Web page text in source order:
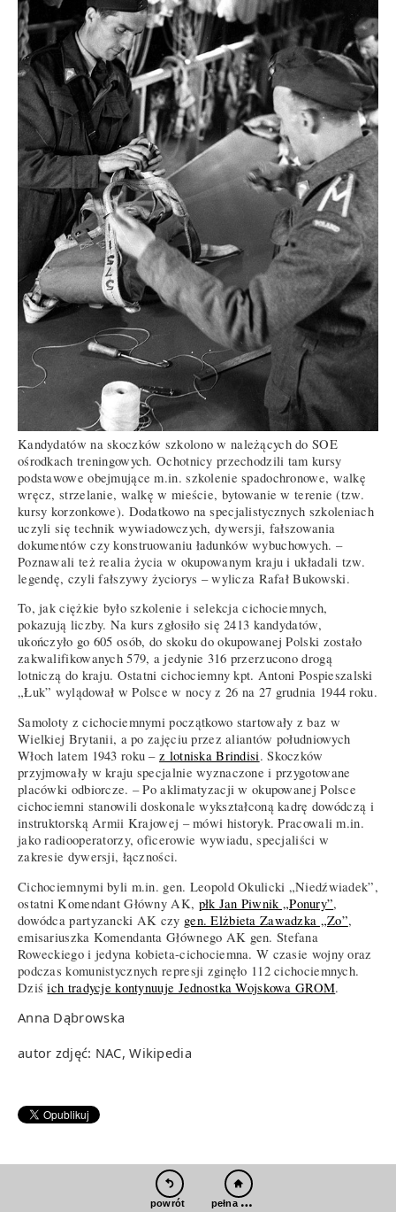
Kandydatów na skoczków szkolono w należących do SOE
ośrodkach treningowych. Ochotnicy przechodzili tam kursy
podstawowe obejmujące m.in. szkolenie spadochronowe, walkę
wręcz, strzelanie, walkę w mieście, bytowanie w terenie (tzw.
kursy korzonkowe). Dodatkowo na specjalistycznych szkoleniach
uczyli się technik wywiadowczych, dywersji, fałszowania
dokumentów czy konstruowaniu ładunków wybuchowych. –
Poznawali też realia życia w okupowanym kraju i układali tzw.
legendę, czyli fałszywy życiorys – wylicza Rafał Bukowski.
To, jak ciężkie było szkolenie i selekcja cichociemnych,
pokazują liczby. Na kurs zgłosiło się 2413 kandydatów,
ukończyło go 605 osób, do skoku do okupowanej Polski zostało
zakwalifikowanych 579, a jedynie 316 przerzucono drogą
lotniczą do kraju. Ostatni cichociemny kpt. Antoni Pospieszalski
„Łuk” wylądował w Polsce w nocy z 26 na 27 grudnia 1944 roku.
Samoloty z cichociemnymi początkowo startowały z baz w
Wielkiej Brytanii, a po zajęciu przez aliantów południowych
Włoch latem 1943 roku –z lotniska Brindisi. Skoczków
przyjmowały w kraju specjalnie wyznaczone i przygotowane
placówki odbiorcze. – Po aklimatyzacji w okupowanej Polsce
cichociemni stanowili doskonale wykształconą kadrę dowódczą i
instruktorską Armii Krajowej – mówi historyk. Pracowali m.in.
jako radiooperatorzy, oficerowie wywiadu, specjaliści w
zakresie dywersji, łączności.
Cichociemnymi byli m.in. gen. Leopold Okulicki „Niedźwiadek”,
ostatni Komendant Główny AK, płk Jan Piwnik „Ponury”,
dowódca partyzancki AK czy gen. Elżbieta Zawadzka „Zo”,
emisariuszka Komendanta Głównego AK gen. Stefana
Roweckiego i jedyna kobieta-cichociemna. W czasie wojny oraz
podczas komunistycznych represji zginęło 112 cichociemnych.
Dziśich tradycje kontynuuje Jednostka Wojskowa GROM.
Anna Dąbrowska
autor zdjęć: NAC, Wikipedia
powrót pełna wersja